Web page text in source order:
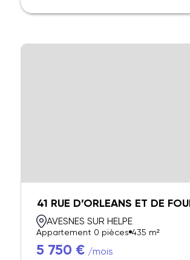
41 RUE D’ORLEANS ET DE
AVESNES SUR HELPE
Appartement 0 pièces 435 m²
5 750 € /mois